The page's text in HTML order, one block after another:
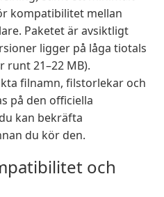
kompatibilitet mellan
Paketet är avsiktligt
ligger på låga tiotals
runt 21–22 MB).
filnamn, filstorlekar och
på den officiella
kan bekräfta
du kör den.
och